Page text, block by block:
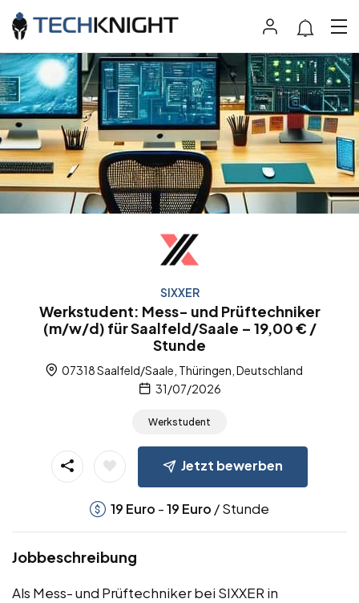
SIXXER
Werkstudent: Mess- und Prüftechniker
(m/w/d) für Saalfeld/Saale – 19,00 € /
Stunde
07318 Saalfeld/Saale, Thüringen, Deutschland
31/07/2026
Werkstudent
Jetzt bewerben
19 Euro -19 Euro / Stunde
Jobbeschreibung
Als Mess- und Prüftechniker bei SIXXER in